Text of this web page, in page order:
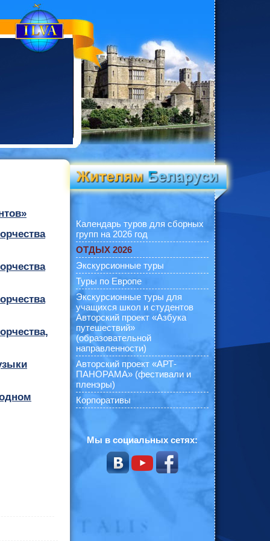
Календарь туров для сборных
групп на 2026 год
ОТДЫХ 2026
Экскурсионные туры
Туры по Европе
Экскурсионные туры для
учащихся школ и студентов
Авторский проект «Азбука
путешествий»
(образовательной
направленности)
Авторский проект «АРТ-
ПАНОРАМА» (фестивали и
пленэры)
Корпоративы
Мы в социальных сетях: